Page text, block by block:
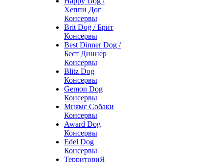
Хеппи Дог
Консервы
Brit Dog / Брит
Консервы
Best Dinner Dog /
Бест Диннер
Консервы
Blitz Dog
Консервы
Gemon Dog
Консервы
Мнямс Собаки
Консервы
Award Dog
Консервы
Edel Dog
Консервы
ТерриториЯ